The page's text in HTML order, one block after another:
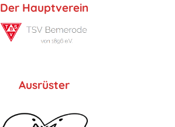
Der Hauptverein
Ausrüster